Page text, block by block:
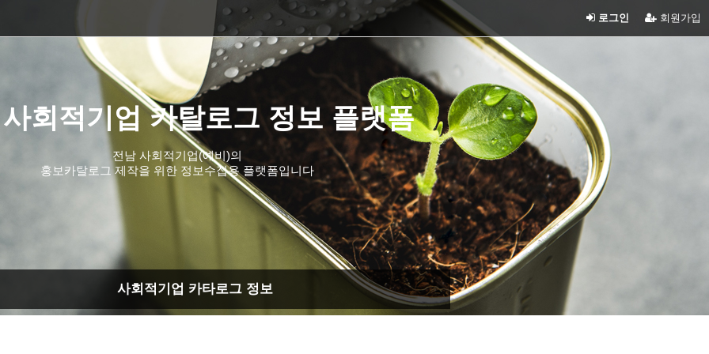
회원가입
로그인
회적기업 카탈로그 정보 플랫폼
전남 사회적기업(예비)의
홍보카탈로그 제작을 위한 정보수집용 플랫폼입니다
사회적기업 카타로그 정보